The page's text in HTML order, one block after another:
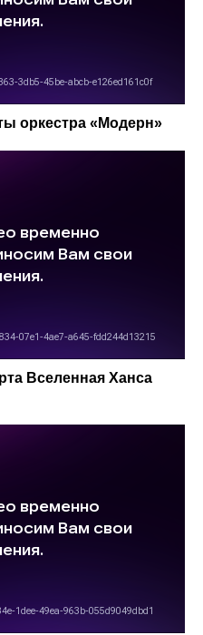
скидкой
оркестра «‎Модерн»
Вселенная Ханса